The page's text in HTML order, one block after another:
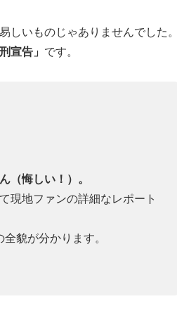
いものじゃありませんでした。
宣告」 です。
（悔しい！）。
現地ファンの詳細なレポート
貌が分かります。